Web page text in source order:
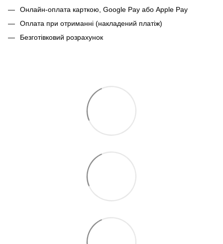
Онлайн-оплата карткою, Google Pay або Apple Pay
Оплата при отриманні (накладений платіж)
Безготівковий розрахунок